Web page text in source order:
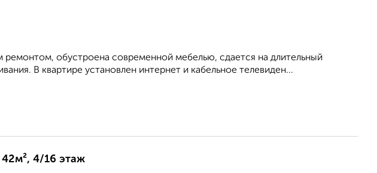
ремонтом, обустроена современной мебелью, сдается на длительный
В квартире установлен интернет и кабельное телевиден...
42м², 4/16 этаж